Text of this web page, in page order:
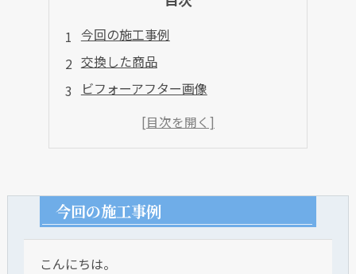
今回の施工事例
交換した商品
ビフォーアフター画像
今回の施工事例
こんにちは。